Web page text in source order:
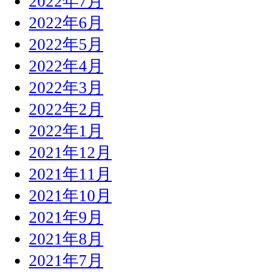
2022年6月
2022年5月
2022年4月
2022年3月
2022年2月
2022年1月
2021年12月
2021年11月
2021年10月
2021年9月
2021年8月
2021年7月